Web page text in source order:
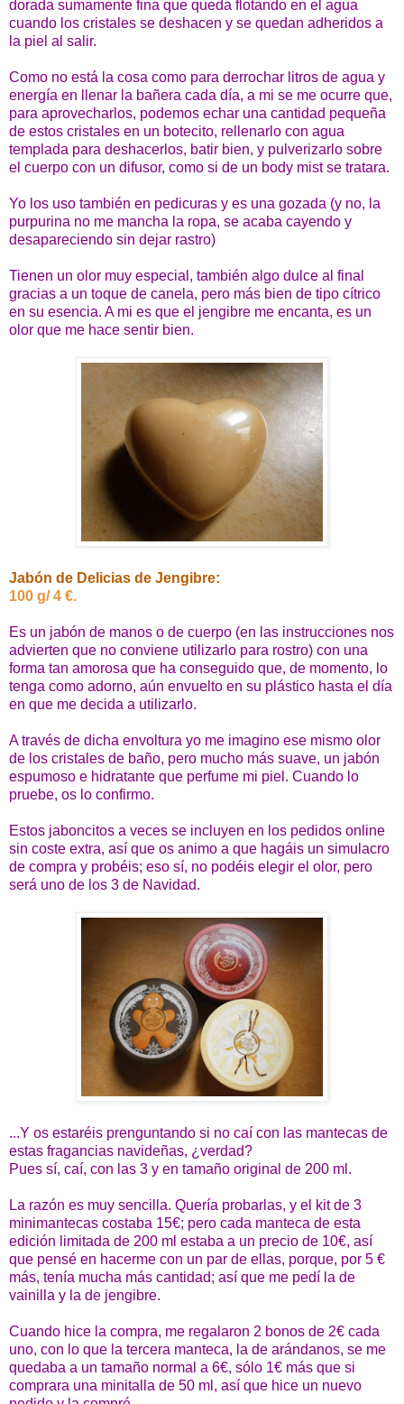
dorada sumamente fina que queda flotando en el agua
cuando los cristales se deshacen y se quedan adheridos a
la piel al salir.
Como no está la cosa como para derrochar litros de agua y
energía en llenar la bañera cada día, a mi se me ocurre que,
para aprovecharlos, podemos echar una cantidad pequeña
de estos cristales en un botecito, rellenarlo con agua
templada para deshacerlos, batir bien, y pulverizarlo sobre
el cuerpo con un difusor, como si de un body mist se tratara.
Yo los uso también en pedicuras y es una gozada (y no, la
purpurina no me mancha la ropa, se acaba cayendo y
desapareciendo sin dejar rastro)
Tienen un olor muy especial, también algo dulce al final
gracias a un toque de canela, pero más bien de tipo cítrico
en su esencia. A mi es que el jengibre me encanta, es un
olor que me hace sentir bien.
Jabón de Delicias de Jengibre:
100 g/ 4 €.
Es un jabón de manos o de cuerpo (en las instrucciones nos
advierten que no conviene utilizarlo para rostro) con una
forma tan amorosa que ha conseguido que, de momento, lo
tenga como adorno, aún envuelto en su plástico hasta el día
en que me decida a utilizarlo.
A través de dicha envoltura yo me imagino ese mismo olor
de los cristales de baño, pero mucho más suave, un jabón
espumoso e hidratante que perfume mi piel. Cuando lo
pruebe, os lo confirmo.
Estos jaboncitos a veces se incluyen en los pedidos online
sin coste extra, así que os animo a que hagáis un simulacro
de compra y probéis; eso sí, no podéis elegir el olor, pero
será uno de los 3 de Navidad.
...Y os estaréis prenguntando si no caí con las mantecas de
estas fragancias navideñas, ¿verdad?
Pues sí, caí, con las 3 y en tamaño original de 200 ml.
La razón es muy sencilla. Quería probarlas, y el kit de 3
minimantecas costaba 15€; pero cada manteca de esta
edición limitada de 200 ml estaba a un precio de 10€, así
que pensé en hacerme con un par de ellas, porque, por 5 €
más, tenía mucha más cantidad; así que me pedí la de
vainilla y la de jengibre.
Cuando hice la compra, me regalaron 2 bonos de 2€ cada
uno, con lo que la tercera manteca, la de arándanos, se me
quedaba a un tamaño normal a 6€, sólo 1€ más que si
comprara una minitalla de 50 ml, así que hice un nuevo